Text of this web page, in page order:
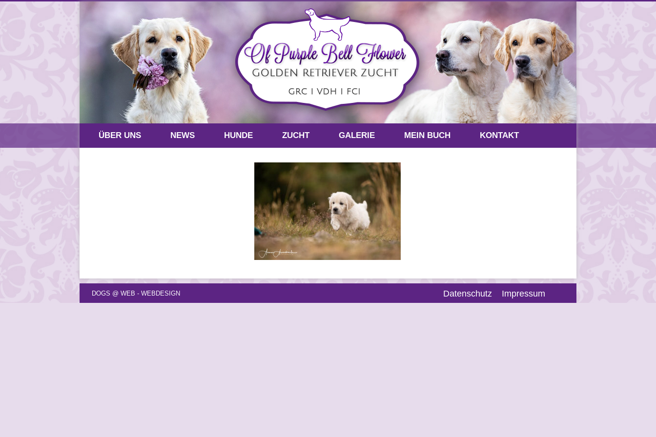
ÜBER UNS NEWS HUNDE ZUCHT GALERIE MEIN BUCH KONTAKT
DOGS @ WEB - WEBDESIGN Datenschutz Impressum